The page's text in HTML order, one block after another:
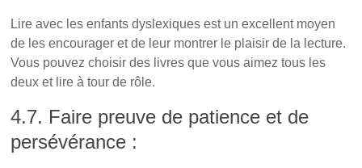
Lire avec les enfants dyslexiques est un excellent moyen
de les encourager et de leur montrer le plaisir de la lecture.
Vous pouvez choisir des livres que vous aimez tous les
deux et lire à tour de rôle.
4.7. Faire preuve de patience et de
persévérance :